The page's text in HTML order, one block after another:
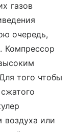
газов
очередь,
Компрессор
того чтобы
воздуха или